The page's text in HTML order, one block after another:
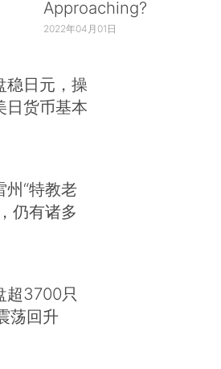
Approaching?
2022年04月01日
稳日元，操
日货币基本
州“特教老
仍有诸多
超3700只
荡回升